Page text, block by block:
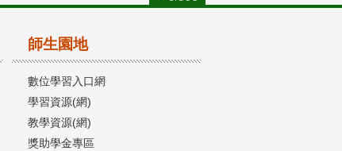
師生園地
數位學習入口網
學習資源(網)
教學資源(網)
獎助學金專區